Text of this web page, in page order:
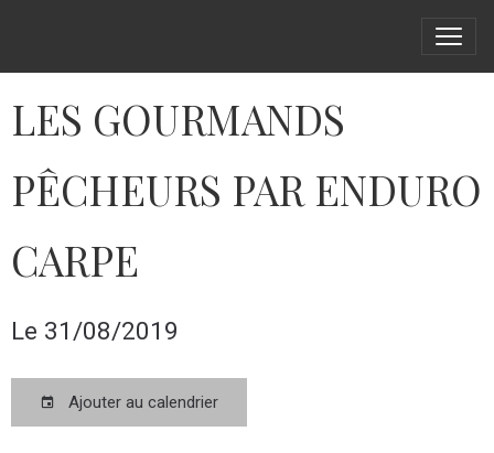
LES GOURMANDS
PÊCHEURS PAR ENDURO
CARPE
Le 31/08/2019
Ajouter au calendrier